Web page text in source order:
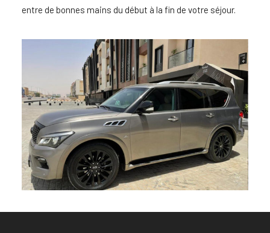
entre de bonnes mains du début à la fin de votre séjour.